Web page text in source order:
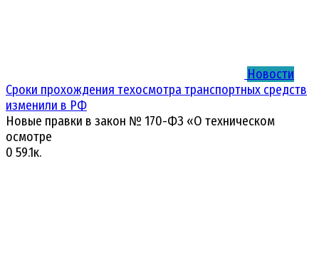
Новости
Сроки прохождения техосмотра транспортных средств
изменили в РФ
Новые правки в закон № 170-ФЗ «О техническом
осмотре
0 59.1к.